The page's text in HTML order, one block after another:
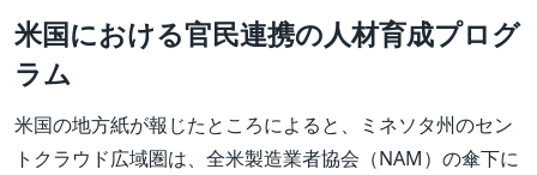
米国における官民連携の人材育成プログ
ラム
米国の地方紙が報じたところによると、ミネソタ州のセン
トクラウド広域圏は、全米製造業者協会（NAM）の傘下に